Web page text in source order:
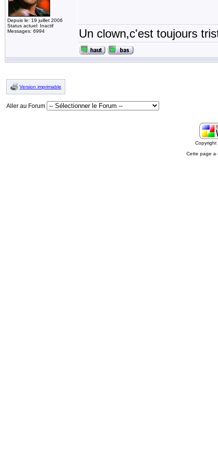
Depuis le: 19 juillet 2006
Status actuel: Inactif
Messages: 6994
Un clown,c'est toujours
Version imprimable
Aller au Forum
Cette page a